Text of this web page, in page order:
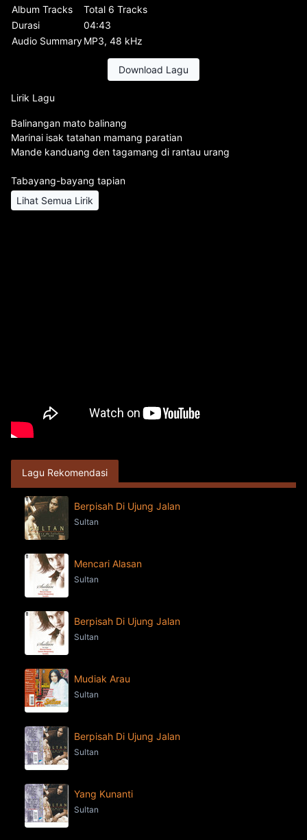
Album Tracks
Total 6 Tracks
Durasi
04:43
Audio SummaryMP3, 48 kHz
Download Lagu
Lirik Lagu
Balinangan mato balinang
Marinai isak tatahan mamang paratian
Mande kanduang den tagamang di rantau urang
Tabayang-bayang tapian
Lihat Semua Lirik
Lagu Rekomendasi
Berpisah Di Ujung Jalan
Sultan
Mencari Alasan
Sultan
Berpisah Di Ujung Jalan
Sultan
Mudiak Arau
Sultan
Berpisah Di Ujung Jalan
Sultan
Yang Kunanti
Sultan